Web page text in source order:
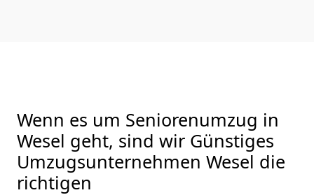
Wenn es um Seniorenumzug in
Wesel geht, sind wir Günstiges
Umzugsunternehmen Wesel die
richtigen